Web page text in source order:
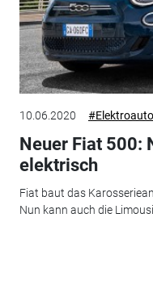
10.06.2020 #Elektroauto
Neuer Fiat 500:
elektrisch
Fiat baut das
Nun kann auch die